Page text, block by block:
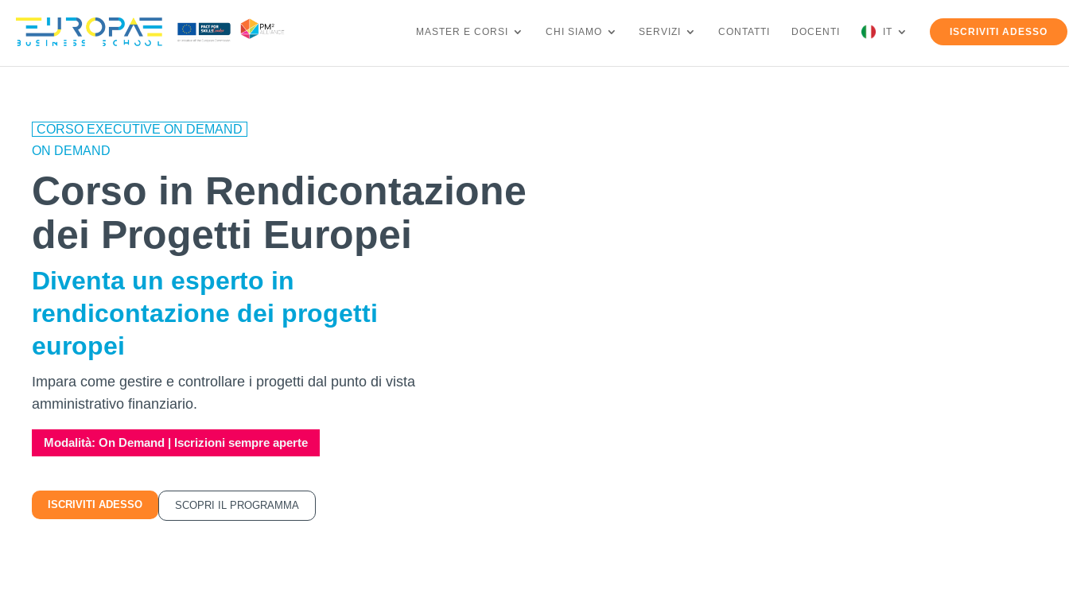
MASTER E CORSI CHI SIAMO SERVIZI CONTATTI DOCENTI IT ISCRIVITI ADESSO
CORSO EXECUTIVE ON DEMAND
ON DEMAND
Corso in Rendicontazione
dei Progetti Europei
Diventa un esperto in
rendicontazione dei progetti
europei
Impara come gestire e controllare i progetti dal punto di vista
amministrativo finanziario.
Modalità: On Demand | Iscrizioni sempre aperte
ISCRIVITI ADESSO SCOPRI IL PROGRAMMA